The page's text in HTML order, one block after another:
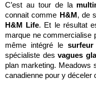
C’est au tour de la
connait comme H&M, de
H&M Life. Et le résultat
marque ne commercialise
même intégré le
spécialiste desvagues
plan marketing. Meadows
canadienne pour y déceler